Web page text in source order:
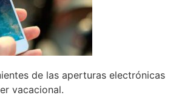
de las aperturas electrónicas
vacacional.